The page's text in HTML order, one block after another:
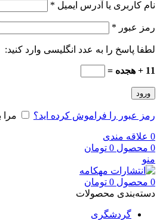
نام کاربری یا آدرس ایمیل *
رمز عبور *
لطفا پاسخ را به عدد انگلیسی وارد کنید:
11 + هجده =
ورود
رمز عبور را فراموش کرده اید؟ مرا
0 علاقه مندی
0 محصول 0 تومان
منو
0 محصول 0 تومان
دسته‌بندی محصولات
گردشگری